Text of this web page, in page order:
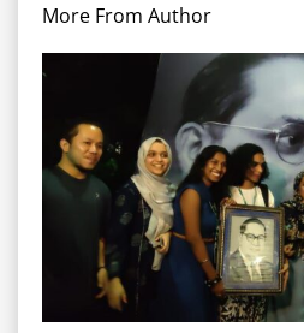
More From Author